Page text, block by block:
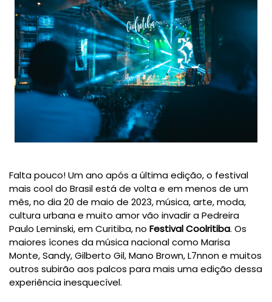
Falta pouco! Um ano após a última edição, o festival
mais cool do Brasil está de volta e em menos de um
mês, no dia 20 de maio de 2023, música, arte, moda,
cultura urbana e muito amor vão invadir a Pedreira
Paulo Leminski, em Curitiba, no Festival Coolritiba. Os
maiores ícones da música nacional como Marisa
Monte, Sandy, Gilberto Gil, Mano Brown, L7nnon e muitos
outros subirão aos palcos para mais uma edição dessa
experiência inesquecível.